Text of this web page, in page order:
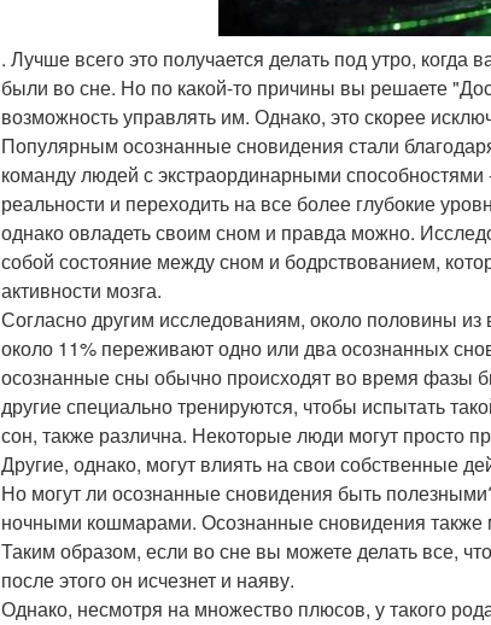
. Лучше всего это получается делать под утро, когда
были во сне. Но по какой-то причины вы решаете
возможность управлять им. Однако, это скорее
Популярным осознанные сновидения стали
команду людей с экстраординарными
реальности и переходить на все более глубокие
однако овладеть своим сном и правда можно.
собой состояние между сном и бодрствованием,
активности мозга.
Согласно другим исследованиям, около половины
около 11% переживают одно или два осознанных
осознанные сны обычно происходят во время фазы
другие специально тренируются, чтобы испытать
сон, также различна. Некоторые люди могут просто
Другие, однако, могут влиять на свои собственные
Но могут ли осознанные сновидения быть
ночными кошмарами. Осознанные сновидения также
Таким образом, если во сне вы можете делать все,
после этого он исчезнет и наяву.
Однако, несмотря на множество плюсов, у такого